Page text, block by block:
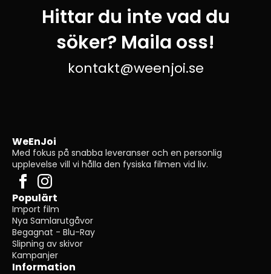
Hittar du inte vad du
söker? Maila oss!
kontakt@weenjoi.se
WeEnJoi
Med fokus på snabba leveranser och en personlig
upplevelse vill vi hålla den fysiska filmen vid liv.
Populärt
Import film
Nya Samlarutgåvor
Begagnat - Blu-Ray
Slipning av skivor
Kampanjer
Information